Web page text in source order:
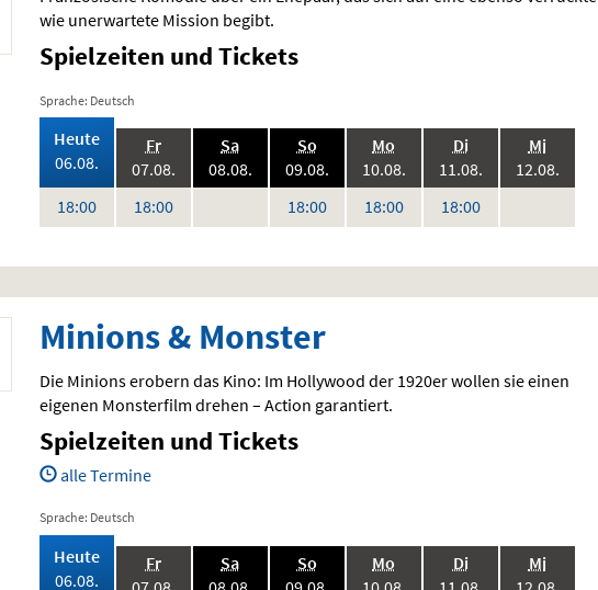
wie unerwartete Mission begibt.
Spielzeiten und Tickets
Sprache: Deutsch
Heute,
06.08.2026:
18:00Uhr
Fr.,
07.08.2026:
18:00Uhr
Sa.,
08.08.2026:
Vorstellungen
So.,
09.08.2026:
18:00Uhr
Mo
10.08.2026:
18:00Uhr
Di.,
11.08.2026:
18:00Uhr
Mi.,
12.08.2026:
Vorstellungen
Minions & Monster
Die Minions erobern das Kino: Im Hollywood der 1920er wollen sie einen
eigenen Monsterfilm drehen – Action garantiert.
Spielzeiten und Tickets
alle Termine
Sprache: Deutsch
Heute,
06.08.2026:
Fr.,
Sa.,
So.,
Mo Di.,
Mi.,